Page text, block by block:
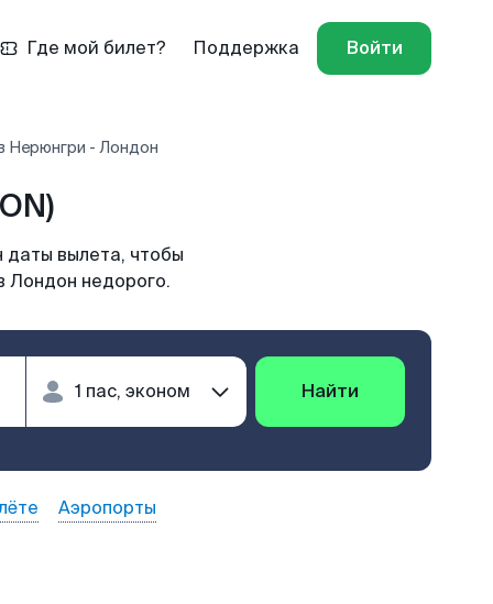
Где мой билет? Поддержка Войти
Нерюнгри - Лондон
вылета, чтобы
Лондон недорого.
Найти
Аэропорты